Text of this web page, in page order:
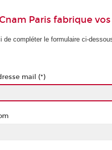
Paris fabrique
de compléter le formulaire ci-
mail (*)